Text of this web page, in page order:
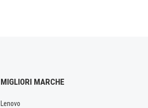
MIGLIORI MARCHE
Lenovo